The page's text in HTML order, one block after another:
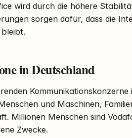
wird durch die höhere
sorgen dafür, dass die
in Deutschland
Kommunikationskonzerne
und Maschinen,
Millionen Menschen sind
Zwecke.